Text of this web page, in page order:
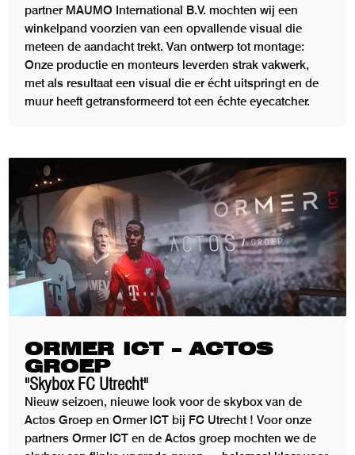
partner MAUMO International B.V. mochten wij een
winkelpand voorzien van een opvallende visual die
meteen de aandacht trekt. Van ontwerp tot montage:
Onze productie en monteurs leverden strak vakwerk,
met als resultaat een visual die er écht uitspringt en de
muur heeft getransformeerd tot een échte eyecatcher.
ORMER ICT – ACTOS
GROEP
"Skybox FC Utrecht"
Nieuw seizoen, nieuwe look voor de skybox van de
Actos Groep en Ormer ICT bij FC Utrecht ! Voor onze
partners Ormer ICT en de Actos groep mochten we de